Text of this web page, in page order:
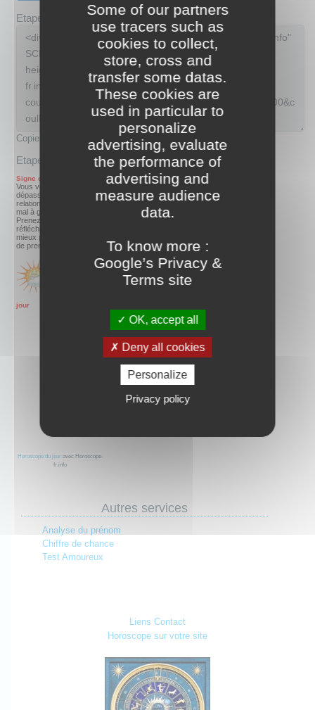
Etape 2 : copier ce code sur votre site
Copier ce code entre les balises "<body>" de votre site
Etape 3 : Voici le résultat
Horoscope du jouravec Horoscope-
fr.info
Autres services
Analyse du prénom
Chiffre de chance
Test Amoureux
Liens Contact
Horoscope sur votre site
Some of our partners
use tracers such as
cookies to collect,
store, cross and
transfer some datas.
These cookies are
used in particular to
personalize
advertising, evaluate
the performance of
advertising and
measure audience
data.
To know more :
Google’s Privacy &
Terms site
OK, accept all
Deny all cookies
Personalize
Privacy policy